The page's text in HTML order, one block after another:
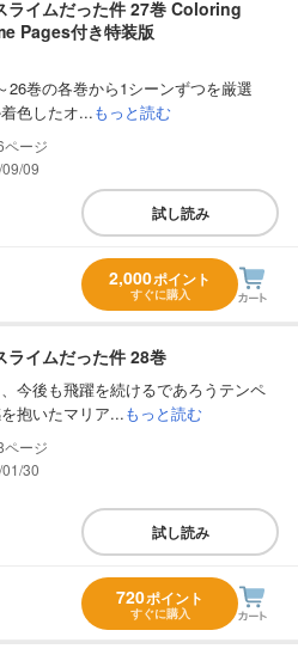
ライムだった件 27巻 Coloring
Pages付き特装版
26巻の各巻から1シーンずつを厳選
色したオ...もっと読む
09
試し読み
2,000ポイント
すぐに購入
ライムだった件 28巻
今後も飛躍を続けるであろうテンペ
抱いたマリア...もっと読む
30
試し読み
720ポイント
すぐに購入